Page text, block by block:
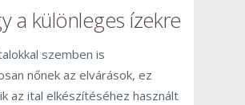
a különleges ízekre
szemben is
nőnek az elvárások, ez
az ital elkészítéséhez használt